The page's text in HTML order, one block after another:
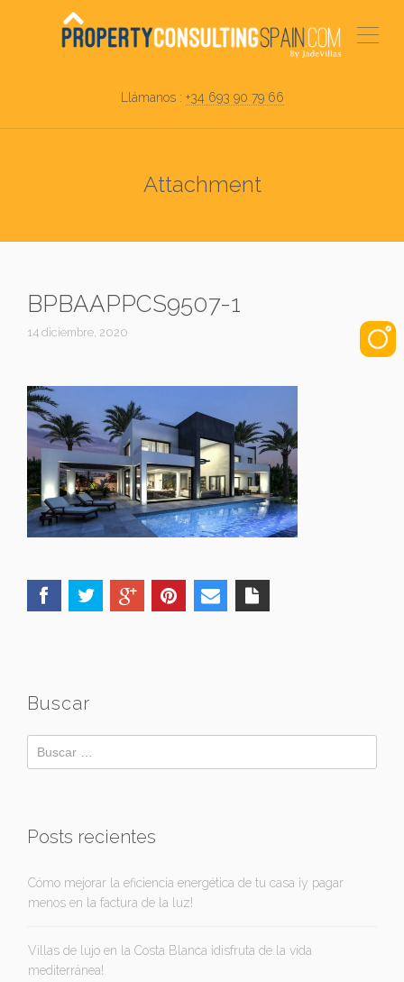
Llámanos : +34 693 90 79 66
Attachment
BPBAAPPCS9507-1
14 diciembre, 2020
Buscar
Posts recientes
Cómo mejorar la eficiencia energética de tu casa ¡y pagar
menos en la factura de la luz!
Villas de lujo en la Costa Blanca ¡disfruta de la vida
mediterránea!